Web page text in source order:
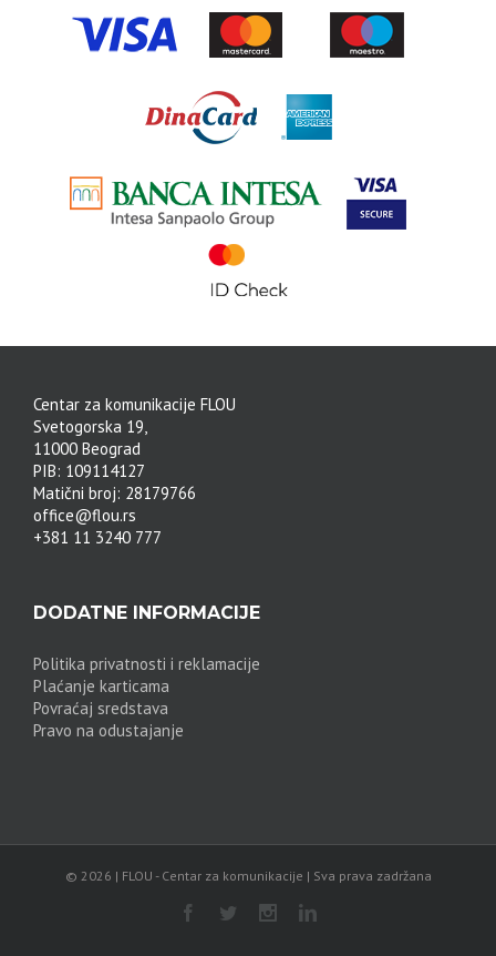
Centar za komunikacije FLOU
Svetogorska 19,
11000 Beograd
PIB: 109114127
Matični broj: 28179766
office@flou.rs
+381 11 3240 777
DODATNE INFORMACIJE
Politika privatnosti i reklamacije
Plaćanje karticama
Povraćaj sredstava
Pravo na odustajanje
© 2026 | FLOU - Centar za komunikacije | Sva prava zadržana